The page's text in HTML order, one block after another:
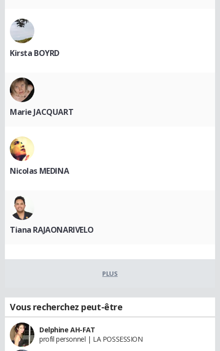
Kirsta BOYRD
Marie JACQUART
Nicolas MEDINA
Tiana RAJAONARIVELO
PLUS
Vous recherchez peut-être
Delphine AH-FAT
profil personnel | LA POSSESSION